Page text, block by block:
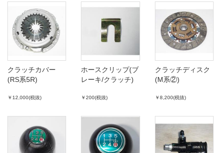
クラッチカバー
(RS系5R)
￥12,000(税抜)
ホースクリップ(ブ
レーキ/クラッチ)
￥200(税抜)
クラッチディスク
(M系②)
￥8,200(税抜)